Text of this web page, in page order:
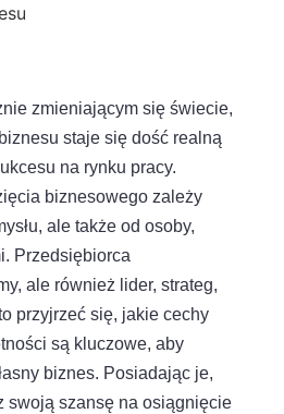
zmieniającym się świecie,
staje się dość realną
na rynku pracy.
biznesowego zależy
ale także od osoby,
Przedsiębiorca
ale również lider, strateg,
przyjrzeć się, jakie cechy
są kluczowe, aby
biznes. Posiadając je,
swoją szansę na osiągnięcie